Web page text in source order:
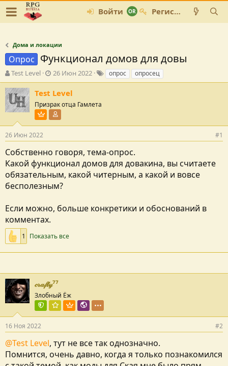
Войти Регистрация
Дома и локации
Опрос Функционал домов для довы
А
в
т
о
р
е
м
Test Level
Д
а
т
с
о
з
н
и
я
26 Июн 2022
Т
е
опрос опросец
Test Level
Призрак отца Гамлета
Пользователь VIP
26 Июн 2022 #1
Собственно говоря, тема-опрос.
Какой функционал домов для довакина, вы считаете
обязательным, какой читерным, а какой и вовсе
бесполезным?
Если можно, больше конкретики и обоснований в
комментах.
1 Показать все
𝒸𝓇𝒶𝒻𝓉𝓎⁷⁷
Злобный Ёж
Команда форума
Куратор раздела
Пользователь VIP
Локализатор
16 Ноя 2022 #2
@Test Level, тут не все так однозначно.
Помнится, очень давно, когда я только познакомился